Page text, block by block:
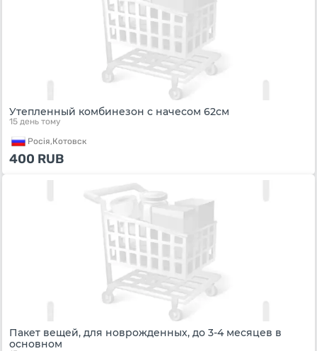
Утепленный комбинезон с начесом 62см
15 день тому
Росiя,Котовск
400 RUB
Пакет вещей, для новрожденных, до 3-4 месяцев в
основном